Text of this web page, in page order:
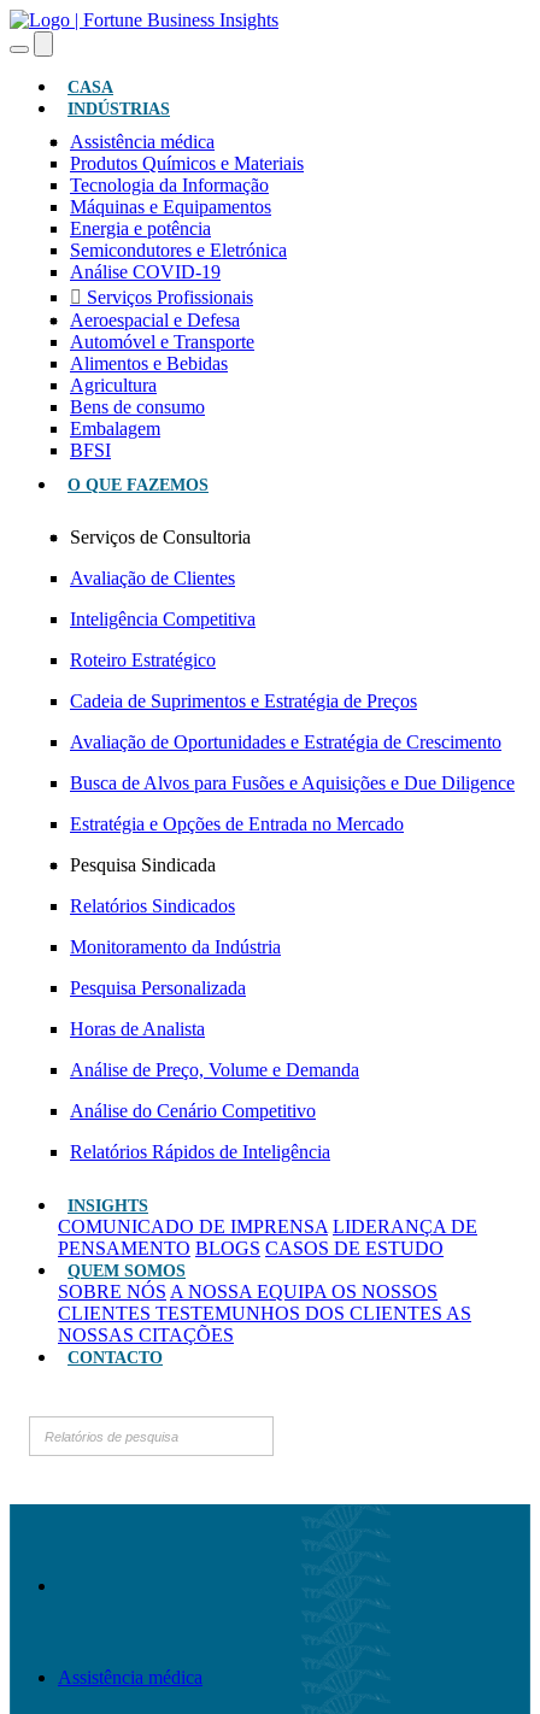
CASA
INDÚSTRIAS
Assistência médica
Produtos Químicos e Materiais
Tecnologia da Informação
Máquinas e Equipamentos
Energia e potência
Semicondutores e Eletrónica
Análise COVID-19
Serviços Profissionais
Aeroespacial e Defesa
Automóvel e Transporte
Alimentos e Bebidas
Agricultura
Bens de consumo
Embalagem
BFSI
O QUE FAZEMOS
Serviços de Consultoria
Avaliação de Clientes
Inteligência Competitiva
Roteiro Estratégico
Cadeia de Suprimentos e Estratégia de Preços
Avaliação de Oportunidades e Estratégia de Crescimento
Busca de Alvos para Fusões e Aquisições e Due Diligence
Estratégia e Opções de Entrada no Mercado
Pesquisa Sindicada
Relatórios Sindicados
Monitoramento da Indústria
Pesquisa Personalizada
Horas de Analista
Análise de Preço, Volume e Demanda
Análise do Cenário Competitivo
Relatórios Rápidos de Inteligência
INSIGHTS
COMUNICADO DE IMPRENSA LIDERANÇA DE
PENSAMENTO BLOGS CASOS DE ESTUDO
QUEM SOMOS
SOBRE NÓS A NOSSA EQUIPA OS NOSSOS
CLIENTES TESTEMUNHOS DOS CLIENTES AS
NOSSAS CITAÇÕES
CONTACTO
Assistência médica